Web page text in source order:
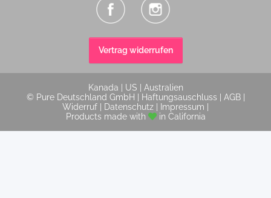
Vertrag widerrufen
Kanada US
Australien
© Pure Deutschland GmbH |
Haftungsauschluss AGB
Widerruf
Datenschutz Impressum
Products made with
in California